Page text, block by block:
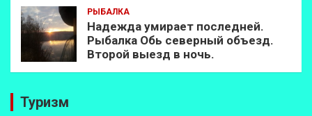
РЫБАЛКА
Надежда умирает последней.
Рыбалка Обь северный объезд.
Второй выезд в ночь.
Туризм